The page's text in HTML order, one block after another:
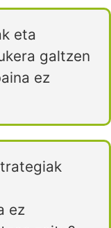
eta
galtzen
ez
ez